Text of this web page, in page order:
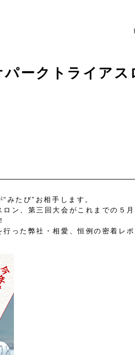
ークトライアス
みたび”お相手します。
ン、第三回大会がこれまでの５
った弊社・相愛、恒例の密着レ